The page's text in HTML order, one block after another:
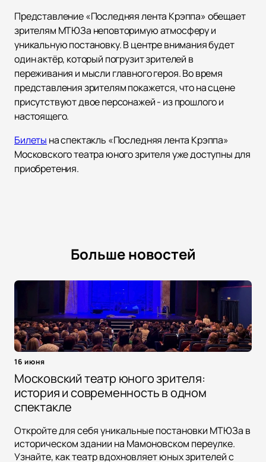
Представление «Последняя лента Крэппа» обещает
зрителям МТЮЗа неповторимую атмосферу и
уникальную постановку. В центре внимания будет
один актёр, который погрузит зрителей в
переживания и мысли главного героя. Во время
представления зрителям покажется, что на сцене
присутствуют двое персонажей - из прошлого и
настоящего.
Билеты на спектакль «Последняя лента Крэппа»
Московского театра юного зрителя уже доступны для
приобретения.
Больше новостей
16 июня
Московский театр юного зрителя:
история и современность в одном
спектакле
Откройте для себя уникальные постановки МТЮЗа в
историческом здании на Мамоновском переулке.
Узнайте, как театр вдохновляет юных зрителей с